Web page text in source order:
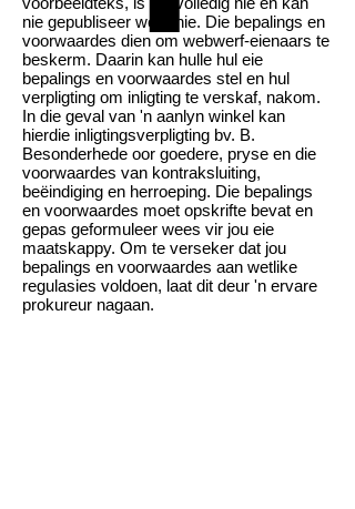
nie gepubliseer word nie. Die bepalings en
voorwaardes dien om webwerf-eienaars te
beskerm. Daarin kan hulle hul eie
bepalings en voorwaardes stel en hul
verpligting om inligting te verskaf, nakom.
In die geval van 'n aanlyn winkel kan
hierdie inligtingsverpligting bv. B.
Besonderhede oor goedere, pryse en die
voorwaardes van kontraksluiting,
beëindiging en herroeping. Die bepalings
en voorwaardes moet opskrifte bevat en
gepas geformuleer wees vir jou eie
maatskappy. Om te verseker dat jou
bepalings en voorwaardes aan wetlike
regulasies voldoen, laat dit deur 'n ervare
prokureur nagaan.